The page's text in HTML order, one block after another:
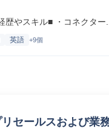
やスキル■ ・コネクター...
英語 +9個
セールスおよび業